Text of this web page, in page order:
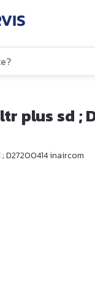
plus sd ;
D27200414 inaircom